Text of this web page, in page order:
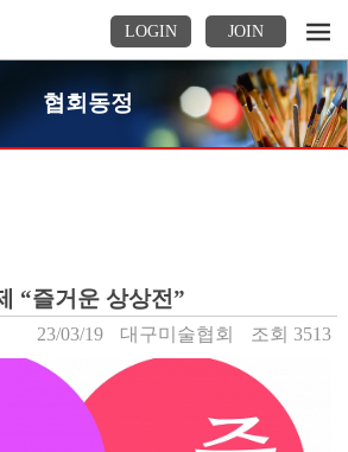
LOGIN JOIN
협회동정
“즐거운 상상전”
23/03/19 대구미술협회 조회 3513